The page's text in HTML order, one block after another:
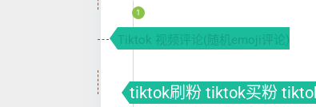
1
Tiktok 视频评论(随机emoji评论)
tiktok刷粉 tiktok买粉